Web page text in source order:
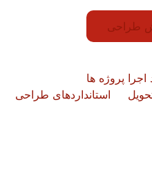
طراحی
اجرا پروژه ها
استانداردهای طراحی